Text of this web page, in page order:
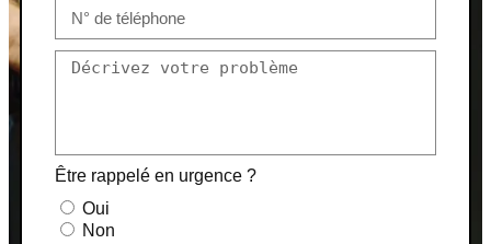
Être rappelé en urgence ?
Oui
Non